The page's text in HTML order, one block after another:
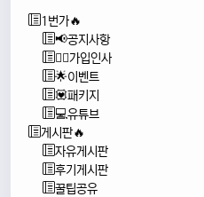
1번가🔥
📢공지사항
🙇‍♂️가입인사
🌟이벤트
💟패키지
💻유튜브
게시판🔥
자유게시판
후기게시판
꿀팁공유